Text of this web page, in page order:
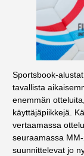
Sportsbook-
tavallista
enemmän
käyttäjäpiikkejä.
vertaamassa
seuraamassa
suunnittelevat jo